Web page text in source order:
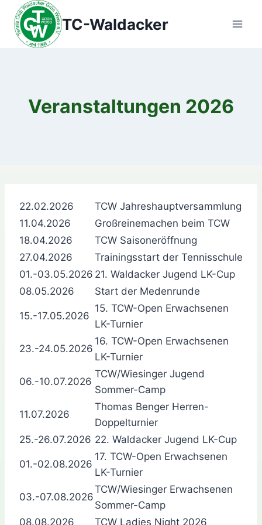
Zum
Inhalt
springen
TC-Waldacker
Veranstaltungen 2026
22.02.2026
TCW Jahreshauptversammlung
11.04.2026
Großreinemachen beim TCW
18.04.2026
TCW Saisoneröffnung
27.04.2026
Trainingsstart der Tennisschule
01.-03.05.2026 21. Waldacker Jugend LK-Cup
08.05.2026
Start der Medenrunde
15.-17.05.2026
15. TCW-Open Erwachsenen
LK-Turnier
23.-24.05.2026
16. TCW-Open Erwachsenen
LK-Turnier
06.-10.07.2026
TCW/Wiesinger Jugend
Sommer-Camp
11.07.2026
Thomas Benger Herren-
Doppelturnier
25.-26.07.2026 22. Waldacker Jugend LK-Cup
01.-02.08.2026
17. TCW-Open Erwachsenen
LK-Turnier
03.-07.08.2026
TCW/Wiesinger Erwachsenen
Sommer-Camp
08.08.2026
TCW Ladies Night 2026